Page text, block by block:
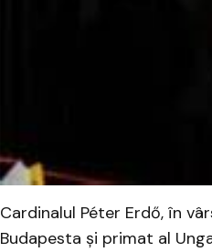
​Cardinalul Péter Erdő, în
Budapesta și primat al